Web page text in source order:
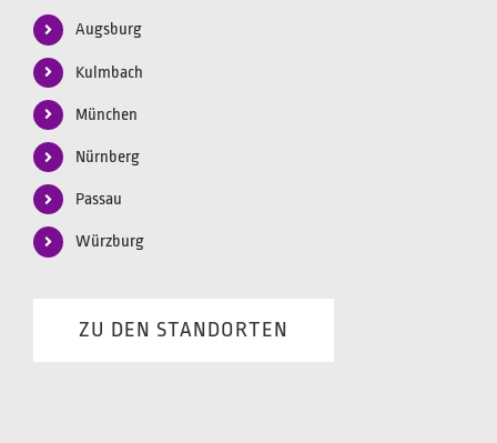
Augsburg
Kulmbach
München
Nürnberg
Passau
Würzburg
ZU DEN STANDORTEN